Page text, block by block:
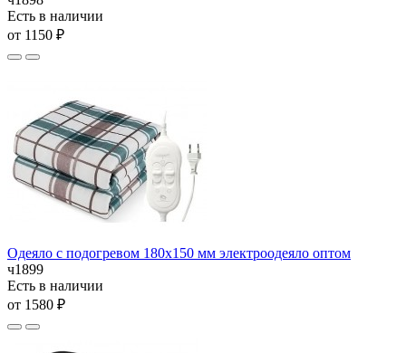
Есть в наличии
от 1150 ₽
Одеяло с подогревом 180х150 мм электроодеяло оптом
ч1899
Есть в наличии
от 1580 ₽